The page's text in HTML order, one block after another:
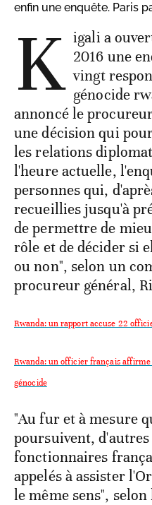
enfin une enquête. Paris
K igali a
2016 une
vingt
génocide
annoncé le
une décision qui
les relations
l'heure actuelle,
personnes qui,
recueillies jusqu'à
de permettre de
rôle et de décider si
ou non", selon un
procureur général,
Rwanda: un rapport accuse 22
Rwanda: un officier français affirme
génocide
"Au fur et à mesure
poursuivent, d'autres
fonctionnaires
appelés à assister
le même sens",